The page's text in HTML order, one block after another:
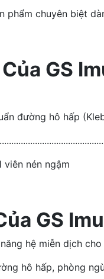
phẩm chuyên biệt
GS
đường hô hấp
viên nén ngậm
GS
hệ miễn dịch cho
hô hấp, phòng